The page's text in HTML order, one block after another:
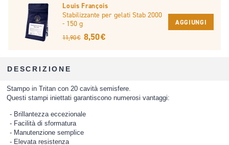
Louis François
Stabilizzante per gelati Stab 2000
- 150 g
11,90 € 8,50 €
AGGIUNGI
DESCRIZIONE
Stampo in Tritan con 20 cavità semisfere.
Questi stampi iniettati garantiscono numerosi vantaggi:
Brillantezza eccezionale
Facilità di sformatura
Manutenzione semplice
Elevata resistenza